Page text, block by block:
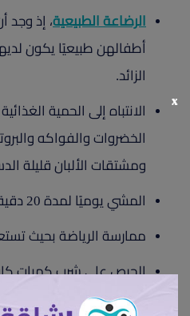
الرضاعة الطبيعية، إذ وجد
أطفالهن طبيعيًا يكون
الزائد.
الانتباه إلى الحمية
الخضروات والفواكه
ومشتقات الألبان قليلة
المشي يوميًا لمدة 20 دقيقة.
ممارسة الرياضة بحيث
الحرص على شرب كميات
الحرص على تناولالمكملات
x